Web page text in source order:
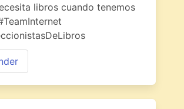
libros cuando tenemos